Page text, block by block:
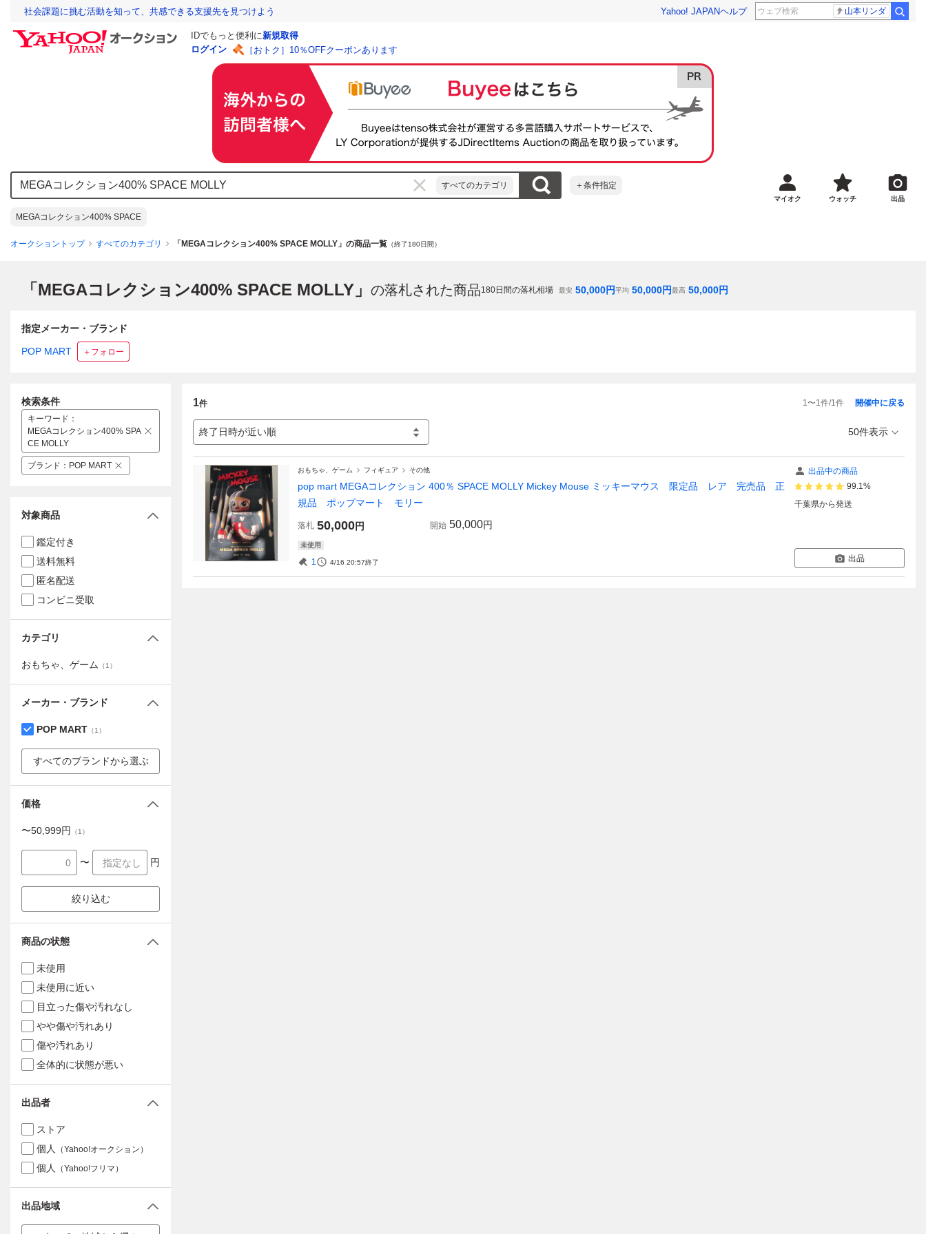
社会課題に挑む活動を知って、共感できる支援先を見つけよう Yahoo! JAPANヘルプ 山本リンダ
IDでもっと便利に新規取得
ログイン
［おトク］10％OFFクーポンあります
すべてのカテゴリ ＋条件指定
MEGAコレクション400% SPACE
マイオク ウォッチ 出品
オークショントップ すべてのカテゴリ 「MEGAコレクション400% SPACE MOLLY」の商品一覧 （終了180日間）
「MEGAコレクション400% SPACE MOLLY」 の落札された商品180日間の落札相場 最安 50,000円平均 50,000円最高 50,000円
指定メーカー・ブランド
POP MART ＋フォロー
1件 1〜1件/1件
終了日時が近い順
開催中に戻る
50件表示
おもちゃ、ゲーム フィギュア その他
pop mart MEGAコレクション 400％ SPACE MOLLY Mickey Mouse ミッキーマウス 限定品 レア 完売品 正
規品 ポップマート モリー
落札 50,000円 開始 50,000円
未使用
1 4/16 20:57終了
出品中の商品
99.1%
千葉県から発送
出品
検索条件
キーワード ：
MEGAコレクション400% SPA
CE MOLLY
ブランド ： POP MART
対象商品
鑑定付き
送料無料
匿名配送
コンビニ受取
カテゴリ
おもちゃ、ゲーム （1 ）
メーカー・ブランド
POP MART （1 ）
すべてのブランドから選ぶ
価格
〜50,999円 （1 ）
〜 円
絞り込む
商品の状態
未使用
未使用に近い
目立った傷や汚れなし
やや傷や汚れあり
傷や汚れあり
全体的に状態が悪い
出品者
ストア
個人
（Yahoo!オークション）
個人 （Yahoo!フリマ）
出品地域